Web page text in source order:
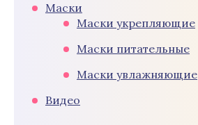
Маски
Маски укрепляющие
Маски питательные
Маски увлажняющие
Видео